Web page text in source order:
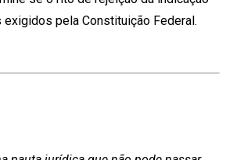
pela Constituição Federal.